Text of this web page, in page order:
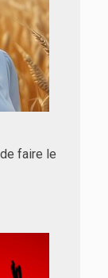
faire le